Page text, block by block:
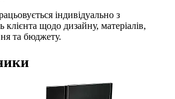
індивідуально з
щодо дизайну, матеріалів,
та бюджету.